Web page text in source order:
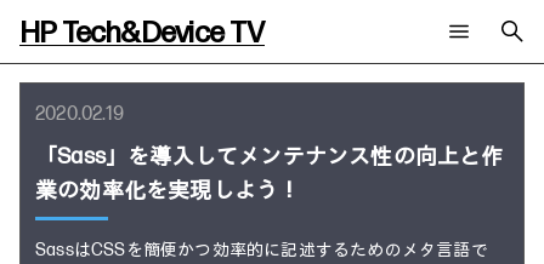
HP Tech&Device TV
全てのコンテンツ
チャンネル
AIの進化と活用事例
製品トレンド & レビュー
タグ
イベントレポート
ご相談
HP Tech&Device TV 内のコンテンツを検索します。
2020.02.19
「Sass」を導入してメンテナンス性の向上と作
業の効率化を実現しよう！
SassはCSSを簡便かつ効率的に記述するためのメタ言語で